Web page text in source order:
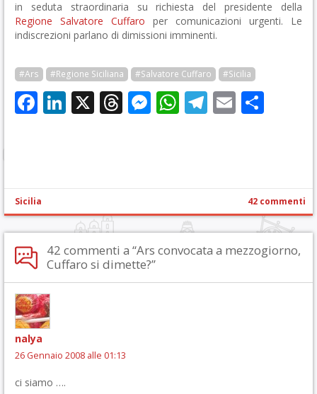
in seduta straordinaria su richiesta del presidente della
Regione
Salvatore Cuffaro per comunicazioni urgenti. Le
indiscrezioni parlano di dimissioni imminenti.
#Ars #Regione Siciliana #Salvatore Cuffaro #Sicilia
Facebook
LinkedIn
X Threads
Messenger
WhatsApp
Telegram
Email
Sicilia 42 commenti
42 commenti a “Ars convocata a mezzogiorno,
Cuffaro si dimette?”
nalya
26 Gennaio 2008 alle 01:13
ci siamo ….